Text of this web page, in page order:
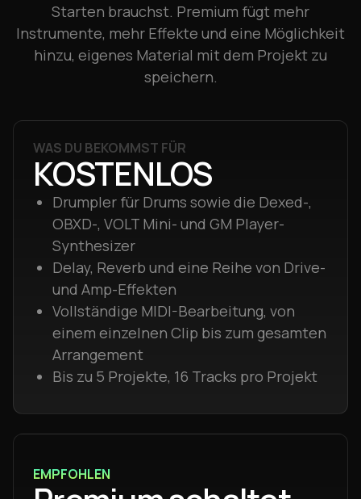
Starten brauchst. Premium fügt mehr
Instrumente, mehr Effekte und eine Möglichkeit
hinzu, eigenes Material mit dem Projekt zu
speichern.
WAS DU BEKOMMST FÜR
KOSTENLOS
Drumpler für Drums sowie die Dexed-,
OBXD-, VOLT Mini- und GM Player-
Synthesizer
Delay, Reverb und eine Reihe von Drive-
und Amp-Effekten
Vollständige MIDI-Bearbeitung, von
einem einzelnen Clip bis zum gesamten
Arrangement
Bis zu 5 Projekte, 16 Tracks pro Projekt
EMPFOHLEN